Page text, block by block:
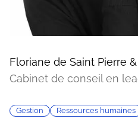
Floriane de Saint Pierre
Cabinet de conseil en
Gestion Ressources humaines